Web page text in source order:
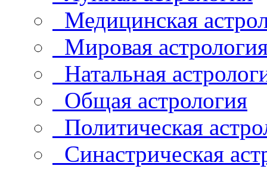
Медицинская
Мировая
Натальная
Общая астрология
Политическая
Синастрическая